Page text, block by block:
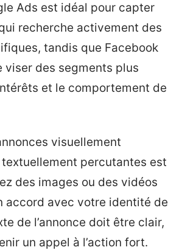
Ads est idéal pour capter
recherche activement des
tandis que Facebook
viser des segments plus
et le comportement de
visuellement
percutantes est
des images ou des vidéos
accord avec votre identité de
de l’annonce doit être clair,
un appel à l’action fort.